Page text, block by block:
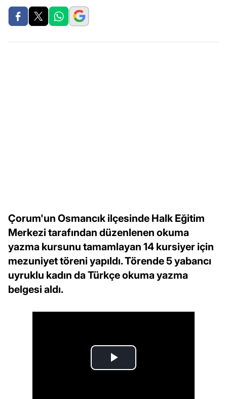
Çorum'un Osmancık ilçesinde Halk Eğitim
Merkezi tarafından düzenlenen okuma
yazma kursunu tamamlayan 14 kursiyer için
mezuniyet töreni yapıldı. Törende 5 yabancı
uyruklu kadın da Türkçe okuma yazma
belgesi aldı.